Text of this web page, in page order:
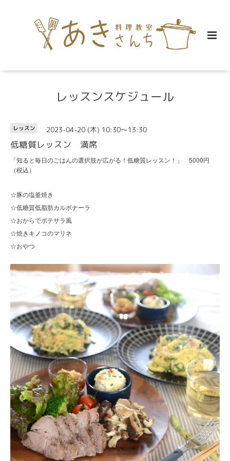
レッスンスケジュール
レッスン 2023-04-20 (木) 10:30～13:30
低糖質レッスン 満席
「知ると毎日のごはんの選択肢が広がる！低糖質レッスン！」 5000円
（税込）
☆豚の塩釜焼き
☆低糖質低脂肪カルボナーラ
☆おからでポテサラ風
☆焼きキノコのマリネ
☆おやつ